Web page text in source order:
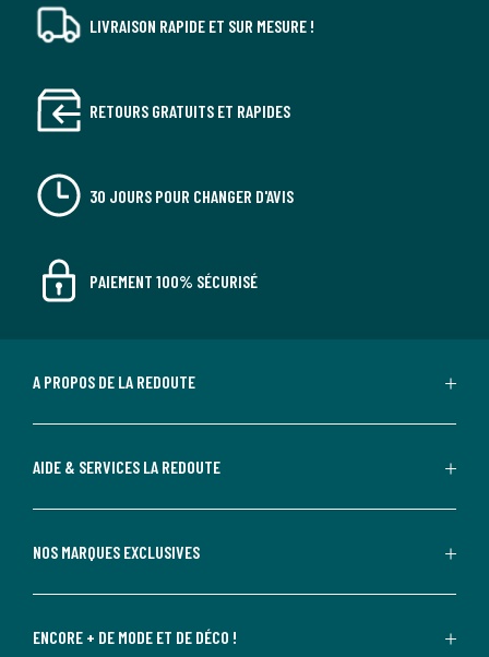
LIVRAISON RAPIDE ET SUR MESURE !
RETOURS GRATUITS ET RAPIDES
30 JOURS POUR CHANGER D'AVIS
PAIEMENT 100% SÉCURISÉ
A PROPOS DE LA REDOUTE
AIDE & SERVICES LA REDOUTE
NOS MARQUES EXCLUSIVES
ENCORE + DE MODE ET DE DÉCO !